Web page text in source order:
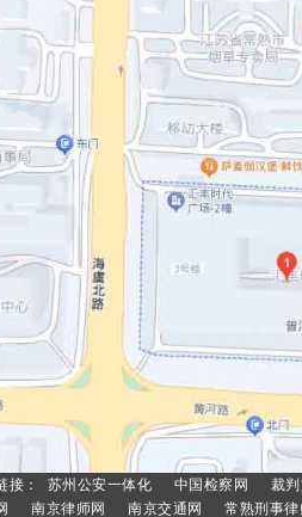
接： 苏州公安一体化 中国检察网 裁
南京律师网 南京交通网 常熟刑事律